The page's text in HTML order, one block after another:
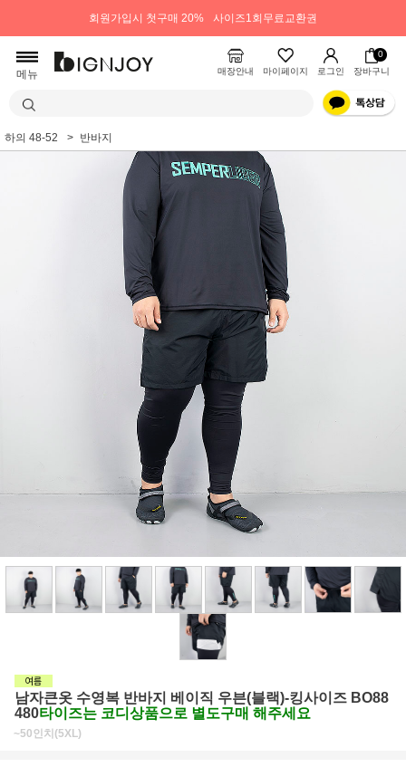
회원가입시 첫구매 20% 사이즈1회무료교환권
메뉴 매장안내 마이페이지 로그인
0
장바구니
하의 48-52 반바지
남자큰옷 수영복 반바지 베이직 우븐(블랙)-킹사이즈 BO88
480타이즈는 코디상품으로 별도구매 해주세요
~50인치(5XL)